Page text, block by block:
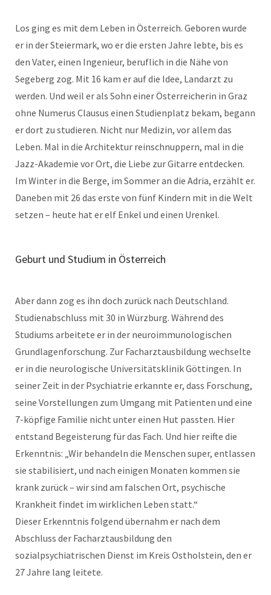
Los ging es mit dem Leben in Österreich. Geboren wurde
er in der Steiermark, wo er die ersten Jahre lebte, bis es
den Vater, einen Ingenieur, beruflich in die Nähe von
Segeberg zog. Mit 16 kam er auf die Idee, Landarzt zu
werden. Und weil er als Sohn einer Österreicherin in Graz
ohne Numerus Clausus einen Studienplatz bekam, begann
er dort zu studieren. Nicht nur Medizin, vor allem das
Leben. Mal in die Architektur reinschnuppern, mal in die
Jazz-Akademie vor Ort, die Liebe zur Gitarre entdecken.
Im Winter in die Berge, im Sommer an die Adria, erzählt er.
Daneben mit 26 das erste von fünf Kindern mit in die Welt
setzen – heute hat er elf Enkel und einen Urenkel.
Geburt und Studium in Österreich
Aber dann zog es ihn doch zurück nach Deutschland.
Studienabschluss mit 30 in Würzburg. Während des
Studiums arbeitete er in der neuroimmunologischen
Grundlagenforschung. Zur Facharztausbildung wechselte
er in die neurologische Universitätsklinik Göttingen. In
seiner Zeit in der Psychiatrie erkannte er, dass Forschung,
seine Vorstellungen zum Umgang mit Patienten und eine
7-köpfige Familie nicht unter einen Hut passten. Hier
entstand Begeisterung für das Fach. Und hier reifte die
Erkenntnis: „Wir behandeln die Menschen super, entlassen
sie stabilisiert, und nach einigen Monaten kommen sie
krank zurück – wir sind am falschen Ort, psychische
Krankheit findet im wirklichen Leben statt.“
Dieser Erkenntnis folgend übernahm er nach dem
Abschluss der Facharztausbildung den
sozialpsychiatrischen Dienst im Kreis Ostholstein, den er
27 Jahre lang leitete.